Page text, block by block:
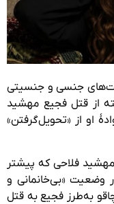
جنسی و جنسیتی
از قتل فجیع مهشید
خانوادهٔ او از «تحویل‌گرفتن»
فلاحی که پیشتر
وضعیت «بی‌خانمانی و
بە‌‌طرز فجیع به قتل